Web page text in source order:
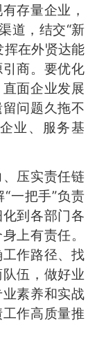
存量企业，
道，结交“新
挥在外贤达能
商。要优化
面企业发展
问题久拖不
业、服务基
压实责任链
一把手”负责
到各部门各
上有责任。
作路径、找
伍，做好业
素养和实战
作高质量推